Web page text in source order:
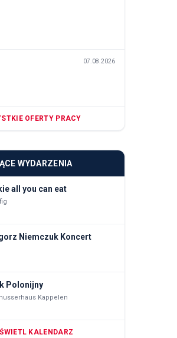
07.08.2026
OFERTY PRACY
WYDARZENIA
all you can eat
Niemczuk Koncert
Polonijny
Kappelen
KALENDARZ